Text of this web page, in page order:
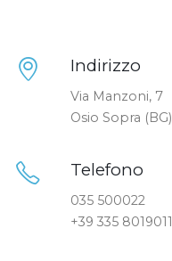
Indirizzo
Via Manzoni, 7
Osio Sopra (BG)
Telefono
035 500022
+39 335 8019011